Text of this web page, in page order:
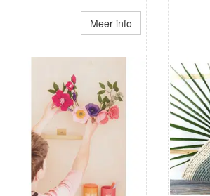
Meer info